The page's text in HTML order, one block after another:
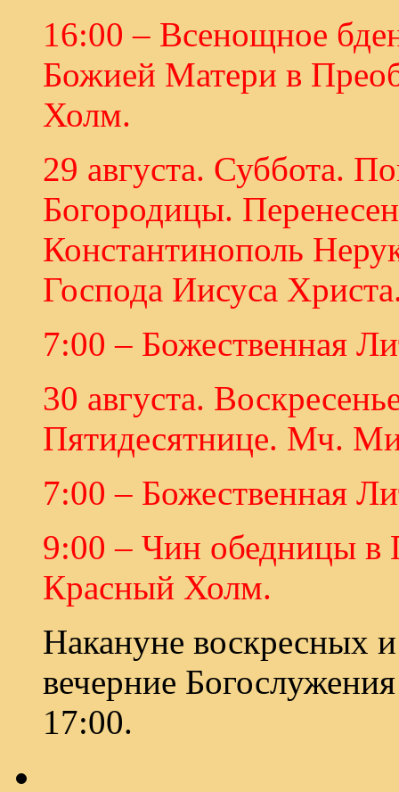
16:00 – Всенощное
Божией Матери в
Холм.
29 августа. Суббота.
Богородицы.
Константинополь
Господа Иисуса
7:00 – Божественная
30 августа.
Пятидесятнице. Мч.
7:00 – Божественная
9:00 – Чин обедницы в
Красный Холм.
Накануне воскресных
вечерние
17:00.